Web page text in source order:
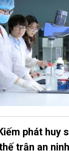
phát huy
trận an